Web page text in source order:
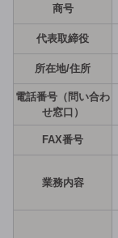
商号
代表取締役
所在地/住所
電話番号（問い合わ
せ窓口）
FAX番号
業務内容